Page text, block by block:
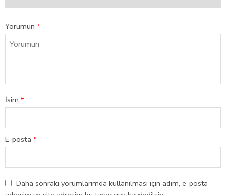
Yorumun *
İsim *
E-posta *
Daha sonraki yorumlarımda kullanılması için adım, e-posta